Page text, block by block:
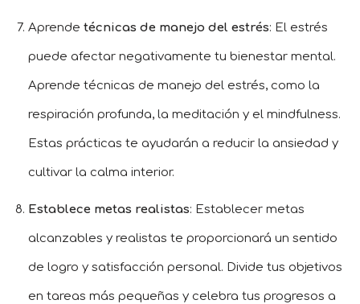
Aprende técnicas de manejo del estrés: El estrés
puede afectar negativamente tu bienestar mental.
Aprende técnicas de manejo del estrés, como la
respiración profunda, la meditación y el mindfulness.
Estas prácticas te ayudarán a reducir la ansiedad y
cultivar la calma interior.
Establece metas realistas: Establecer metas
alcanzables y realistas te proporcionará un sentido
de logro y satisfacción personal. Divide tus objetivos
en tareas más pequeñas y celebra tus progresos a